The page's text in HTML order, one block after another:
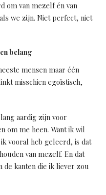
om van mezelf én van
we zijn. Niet perfect, niet
belang
mensen maar één
misschien egoïstisch,
aardig zijn voor
om me heen. Want ik wil
vooral heb geleerd, is dat
van mezelf. En dat
de kanten die ik liever zou